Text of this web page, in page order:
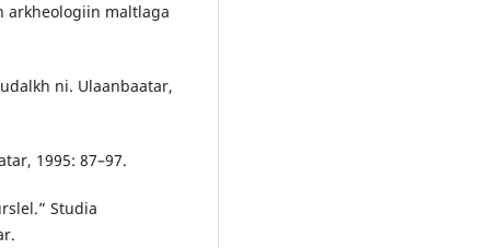
arkheologiin maltlaga
ni. Ulaanbaatar,
1995: 87–97.
Studia